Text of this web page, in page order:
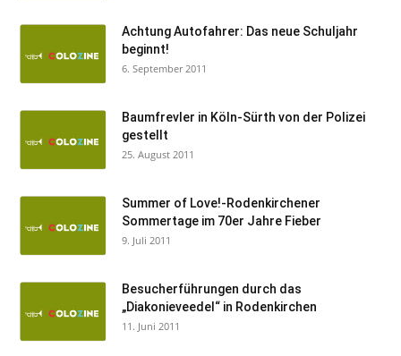
Achtung Autofahrer: Das neue Schuljahr
beginnt!
6. September 2011
Baumfrevler in Köln-Sürth von der Polizei
gestellt
25. August 2011
Summer of Love!-Rodenkirchener
Sommertage im 70er Jahre Fieber
9. Juli 2011
Besucherführungen durch das
„Diakonieveedel“ in Rodenkirchen
11. Juni 2011